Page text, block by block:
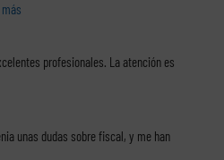
profesionales. La atención es
unas dudas sobre fiscal, y me han